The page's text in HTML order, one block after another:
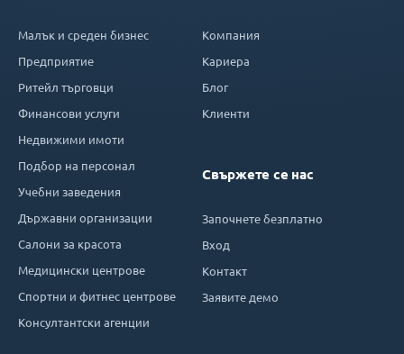
Малък и среден бизнес
Предприятие
Ритейл търговци
Финансови услуги
Недвижими имоти
Подбор на персонал
Учебни заведения
Държавни организации
Салони за красота
Медицински центрове
Спортни и фитнес центрове
Консултантски агенции
Компания
Кариера
Блог
Клиенти
Свържете се нас
Започнете безплатно
Вход
Контакт
Заявите демо